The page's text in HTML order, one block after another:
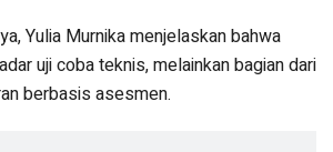
Yulia Murnika menjelaskan bahwa
uji coba teknis, melainkan bagian dari
berbasis asesmen.